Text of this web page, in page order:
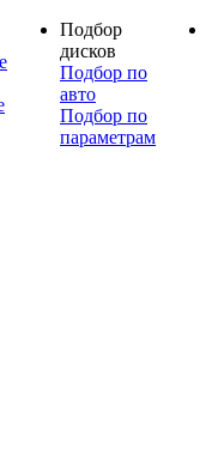
Подбор
дисков
Подбор по
авто
Подбор по
параметрам